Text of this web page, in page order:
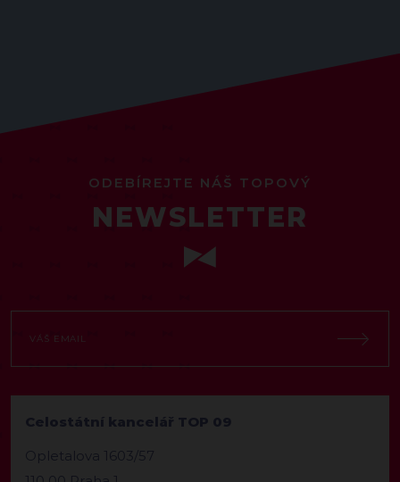
ODEBÍREJTE NÁŠ TOPOVÝ
NEWSLETTER
Celostátní kancelář TOP 09
Opletalova 1603/57